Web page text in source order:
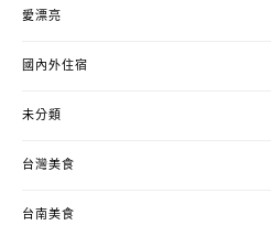
愛漂亮
國內外住宿
未分類
台灣美食
台南美食